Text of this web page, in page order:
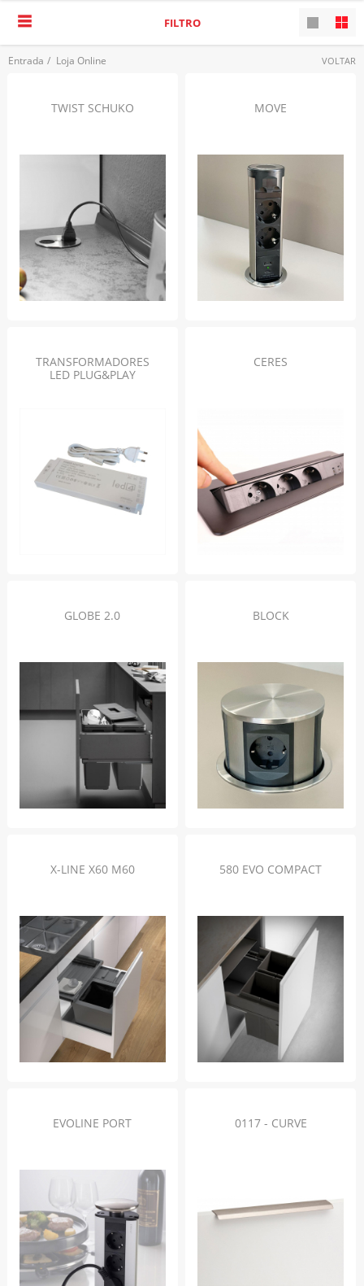
Entrada / Loja Online VOLTAR
FILTRO
TWIST SCHUKO MOVE
TRANSFORMADORES
LED PLUG&PLAY
CERES
GLOBE 2.0 BLOCK
X-LINE X60 M60 580 EVO COMPACT
EVOLINE PORT 0117 - CURVE